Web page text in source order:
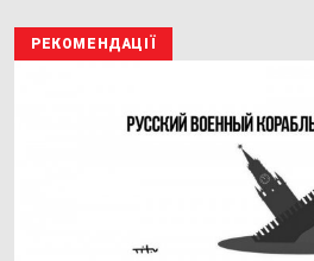
РЕКОМЕНДАЦІЇ